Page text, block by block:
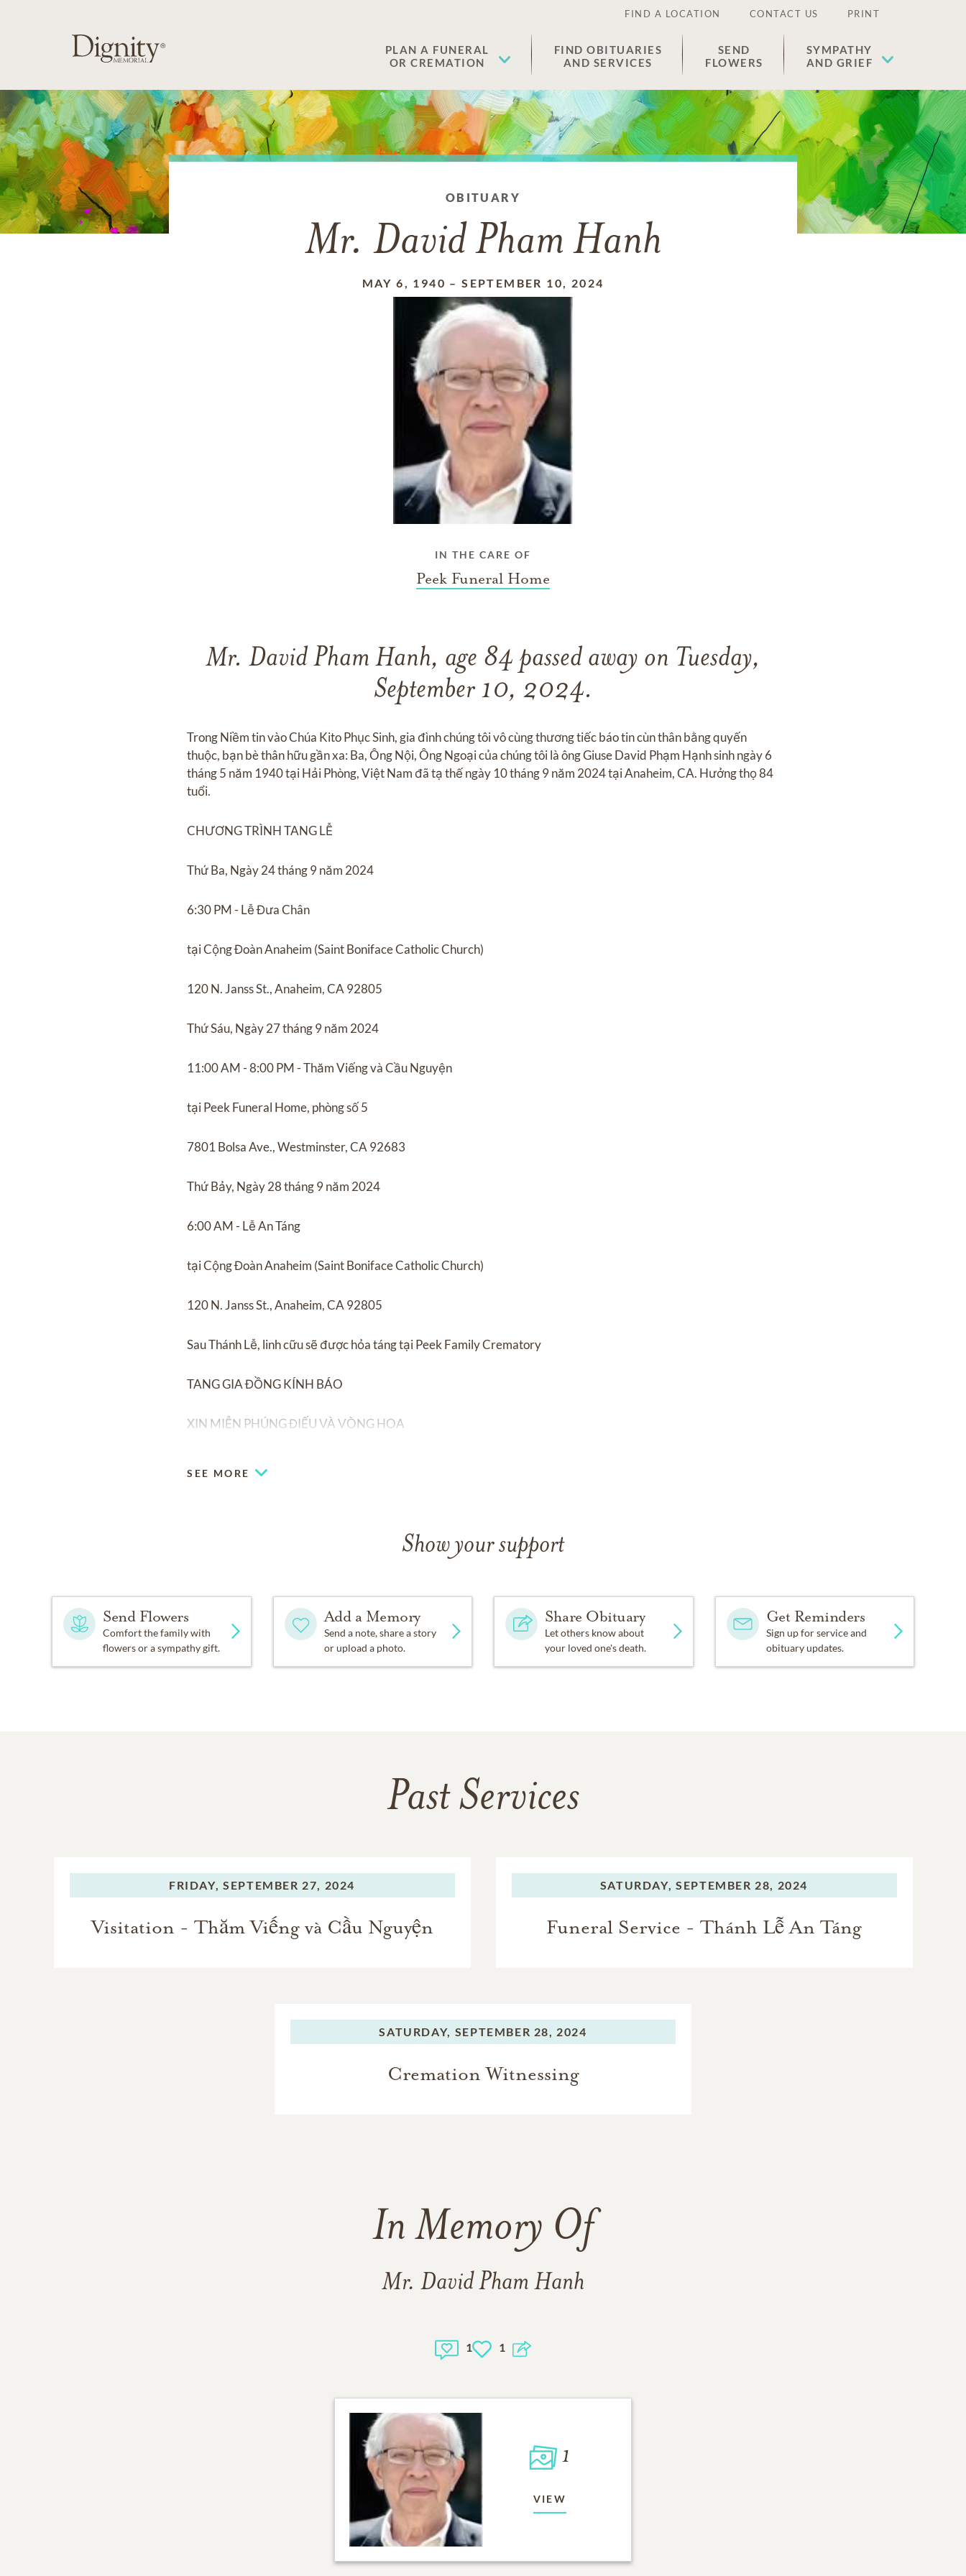
FIND A LOCATION CONTACT US PRINT
PLAN A FUNERAL
OR CREMATION
FIND OBITUARIES
AND SERVICES
SEND
FLOWERS
SYMPATHY
AND GRIEF
OBITUARY
Mr. David Pham Hanh
MAY 6, 1940 –SEPTEMBER 10, 2024
IN THE CARE OF
Peek Funeral Home
Mr. David Pham Hanh, age 84 passed away on Tuesday,
September 10, 2024.
Trong Niềm tin vào Chúa Kito Phục Sinh, gia đình chúng tôi vô cùng thương tiếc báo tin cùn thân bằng quyến
thuộc, bạn bè thân hữu gần xa: Ba, Ông Nội, Ông Ngoại của chúng tôi là ông Giuse David Phạm Hạnh sinh ngày 6
tháng 5 năm 1940 tại Hải Phòng, Việt Nam đã tạ thế ngày 10 tháng 9 năm 2024 tại Anaheim, CA. Hưởng thọ 84
tuổi.
CHƯƠNG TRÌNH TANG LỄ
Thứ Ba, Ngày 24 tháng 9 năm 2024
6:30 PM - Lễ Đưa Chân
tại Cộng Đoàn Anaheim (Saint Boniface Catholic Church)
120 N. Janss St., Anaheim, CA 92805
Thứ Sáu, Ngày 27 tháng 9 năm 2024
11:00 AM - 8:00 PM - Thăm Viếng và Cầu Nguyện
tại Peek Funeral Home, phòng số 5
7801 Bolsa Ave., Westminster, CA 92683
Thứ Bảy, Ngày 28 tháng 9 năm 2024
6:00 AM - Lễ An Táng
tại Cộng Đoàn Anaheim (Saint Boniface Catholic Church)
120 N. Janss St., Anaheim, CA 92805
Sau Thánh Lễ, linh cữu sẽ được hỏa táng tại Peek Family Crematory
TANG GIA ĐỒNG KÍNH BÁO
XIN MIỄN PHÚNG ĐIẾU VÀ VÒNG HOA
SEE MORE
Show your support
Send Flowers
Comfort the family with
flowers or a sympathy gift.
Add a Memory
Send a note, share a story
or upload a photo.
Share Obituary
Let others know about
your loved one's death.
Get Reminders
Sign up for service and
obituary updates.
Past Services
FRIDAY, SEPTEMBER 27, 2024
Visitation - Thăm Viếng và Cầu Nguyện
SATURDAY, SEPTEMBER 28, 2024
Funeral Service - Thánh Lễ An Táng
SATURDAY, SEPTEMBER 28, 2024
Cremation Witnessing
In Memory Of
Mr. David Pham Hanh
1 1
1
VIEW